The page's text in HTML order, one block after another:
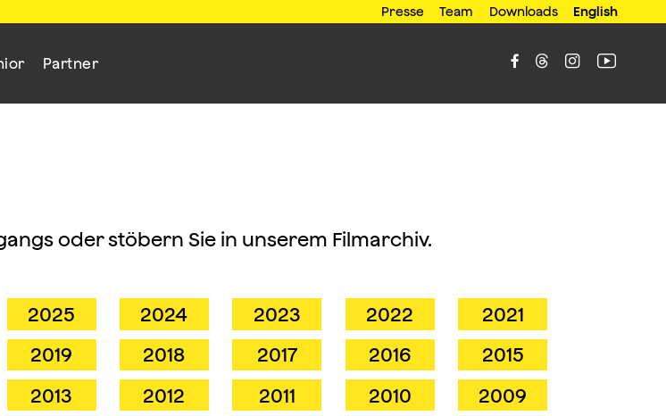
Presse Team Downloads English
Partner    
oder stöbern Sie in unserem Filmarchiv.
2025 2024 2023 2022
2021
2019 2018 2017 2016
2015
2013 2012 2011 2010
2009